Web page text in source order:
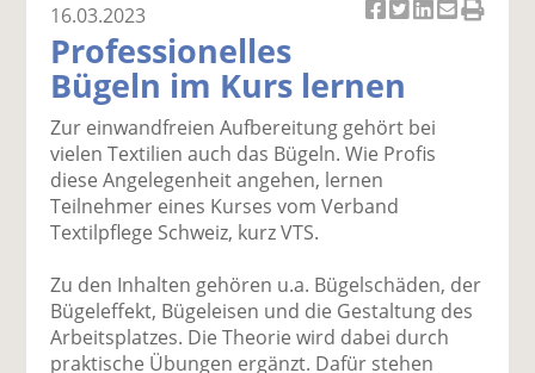
k
el
a
uf
F
ac
o
o
k
k
el
t
wi
tt
er
a
uf
e
di
n
te
v
er
se
16.03.2023
Professionelles
Bügeln im Kurs lernen
Zur einwandfreien Aufbereitung gehört bei
vielen Textilien auch das Bügeln. Wie Profis
diese Angelegenheit angehen, lernen
Teilnehmer eines Kurses vom Verband
Textilpflege Schweiz, kurz VTS.
Zu den Inhalten gehören u.a. Bügelschäden, der
Bügeleffekt, Bügeleisen und die Gestaltung des
Arbeitsplatzes. Die Theorie wird dabei durch
praktische Übungen ergänzt. Dafür stehen